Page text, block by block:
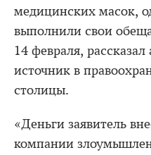
медицинских масок,
выполнили свои
14 февраля, рассказал
источник в
столицы.
«Деньги заявитель
компании